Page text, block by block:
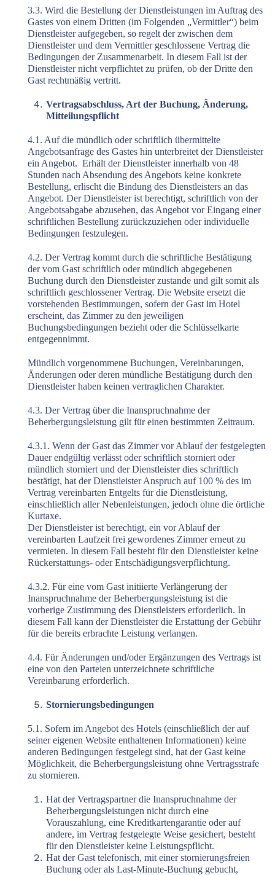
3.3. Wird die Bestellung der Dienstleistungen im Auftrag des
Gastes von einem Dritten (im Folgenden „Vermittler“) beim
Dienstleister aufgegeben, so regelt der zwischen dem
Dienstleister und dem Vermittler geschlossene Vertrag die
Bedingungen der Zusammenarbeit. In diesem Fall ist der
Dienstleister nicht verpflichtet zu prüfen, ob der Dritte den
Gast rechtmäßig vertritt.
Vertragsabschluss, Art der Buchung, Änderung,
Mitteilungspflicht
4.1. Auf die mündlich oder schriftlich übermittelte
Angebotsanfrage des Gastes hin unterbreitet der Dienstleister
ein Angebot. Erhält der Dienstleister innerhalb von 48
Stunden nach Absendung des Angebots keine konkrete
Bestellung, erlischt die Bindung des Dienstleisters an das
Angebot. Der Dienstleister ist berechtigt, schriftlich von der
Angebotsabgabe abzusehen, das Angebot vor Eingang einer
schriftlichen Bestellung zurückzuziehen oder individuelle
Bedingungen festzulegen.
4.2. Der Vertrag kommt durch die schriftliche Bestätigung
der vom Gast schriftlich oder mündlich abgegebenen
Buchung durch den Dienstleister zustande und gilt somit als
schriftlich geschlossener Vertrag. Die Website ersetzt die
vorstehenden Bestimmungen, sofern der Gast im Hotel
erscheint, das Zimmer zu den jeweiligen
Buchungsbedingungen bezieht oder die Schlüsselkarte
entgegennimmt.
Mündlich vorgenommene Buchungen, Vereinbarungen,
Änderungen oder deren mündliche Bestätigung durch den
Dienstleister haben keinen vertraglichen Charakter.
4.3. Der Vertrag über die Inanspruchnahme der
Beherbergungsleistung gilt für einen bestimmten Zeitraum.
4.3.1. Wenn der Gast das Zimmer vor Ablauf der festgelegten
Dauer endgültig verlässt oder schriftlich storniert oder
mündlich storniert und der Dienstleister dies schriftlich
bestätigt, hat der Dienstleister Anspruch auf 100 % des im
Vertrag vereinbarten Entgelts für die Dienstleistung,
einschließlich aller Nebenleistungen, jedoch ohne die örtliche
Kurtaxe.
Der Dienstleister ist berechtigt, ein vor Ablauf der
vereinbarten Laufzeit frei gewordenes Zimmer erneut zu
vermieten. In diesem Fall besteht für den Dienstleister keine
Rückerstattungs- oder Entschädigungsverpflichtung.
4.3.2. Für eine vom Gast initiierte Verlängerung der
Inanspruchnahme der Beherbergungsleistung ist die
vorherige Zustimmung des Dienstleisters erforderlich. In
diesem Fall kann der Dienstleister die Erstattung der Gebühr
für die bereits erbrachte Leistung verlangen.
4.4. Für Änderungen und/oder Ergänzungen des Vertrags ist
eine von den Parteien unterzeichnete schriftliche
Vereinbarung erforderlich.
Stornierungsbedingungen
5.1. Sofern im Angebot des Hotels (einschließlich der auf
seiner eigenen Website enthaltenen Informationen) keine
anderen Bedingungen festgelegt sind, hat der Gast keine
Möglichkeit, die Beherbergungsleistung ohne Vertragsstrafe
zu stornieren.
Hat der Vertragspartner die Inanspruchnahme der
Beherbergungsleistungen nicht durch eine
Vorauszahlung, eine Kreditkartengarantie oder auf
andere, im Vertrag festgelegte Weise gesichert, besteht
für den Dienstleister keine Leistungspflicht.
Hat der Gast telefonisch, mit einer stornierungsfreien
Buchung oder als Last-Minute-Buchung gebucht,